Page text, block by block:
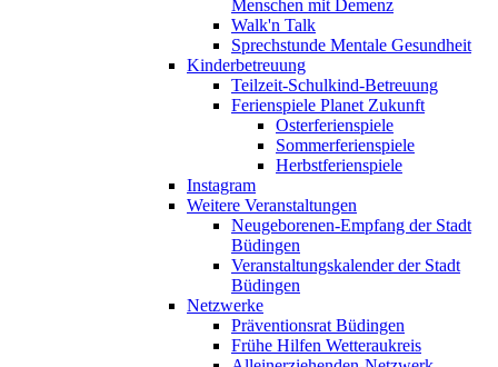
Menschen mit Demenz
Walk'n Talk
Sprechstunde Mentale Gesundheit
Kinderbetreuung
Teilzeit-Schulkind-Betreuung
Ferienspiele Planet Zukunft
Osterferienspiele
Sommerferienspiele
Herbstferienspiele
Instagram
Weitere Veranstaltungen
Neugeborenen-Empfang der Stadt
Büdingen
Veranstaltungskalender der Stadt
Büdingen
Netzwerke
Präventionsrat Büdingen
Frühe Hilfen Wetteraukreis